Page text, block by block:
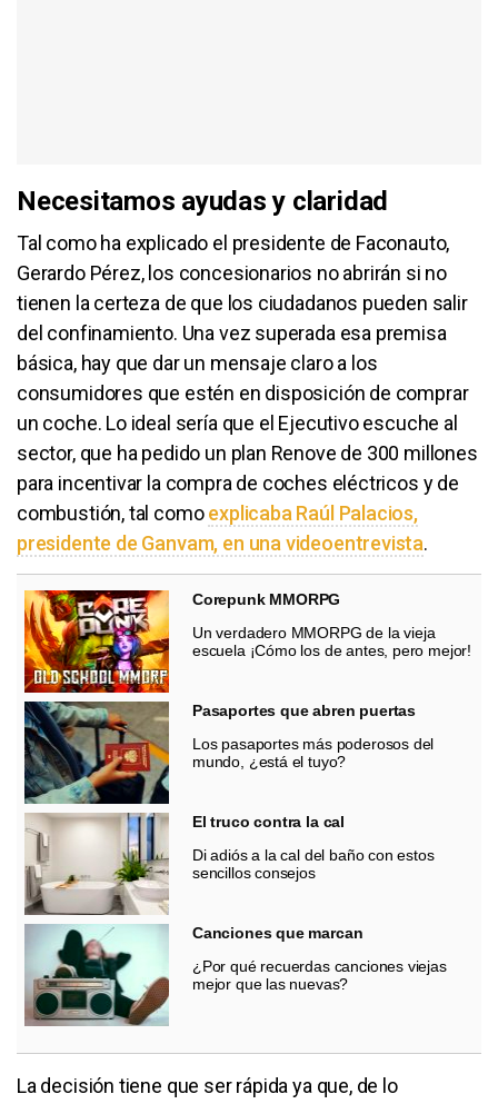
Necesitamos ayudas y claridad
Tal como ha explicado el presidente de Faconauto,
Gerardo Pérez, los concesionarios no abrirán si no
tienen la certeza de que los ciudadanos pueden salir
del confinamiento. Una vez superada esa premisa
básica, hay que dar un mensaje claro a los
consumidores que estén en disposición de comprar
un coche. Lo ideal sería que el Ejecutivo escuche al
sector, que ha pedido un plan Renove de 300 millones
para incentivar la compra de coches eléctricos y de
combustión, tal comoexplicaba Raúl Palacios,
presidente de Ganvam, en una videoentrevista.
Corepunk MMORPG
Un verdadero MMORPG de la vieja
escuela ¡Cómo los de antes, pero mejor!
Pasaportes que abren puertas
Los pasaportes más poderosos del
mundo, ¿está el tuyo?
El truco contra la cal
Di adiós a la cal del baño con estos
sencillos consejos
Canciones que marcan
¿Por qué recuerdas canciones viejas
mejor que las nuevas?
La decisión tiene que ser rápida ya que, de lo